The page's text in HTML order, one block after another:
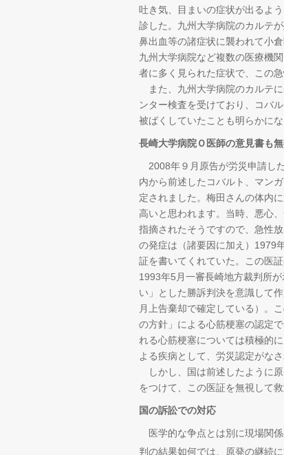
吐き気、目まいの症状が出るよ
診した。九州大学病院のカルテ
鼻出血等の諸症状に襲われて小
九州大学病院など複数の医療機
者に多く見られた症状で、この
また、九州大学病院のカルテ
ンター検査を受けており、コバ
被ばくしていたことも明らかにな
長崎大学病院Ｏ医師の意見書も
2008年９月原告が労災申請し
内から前述したコバルト、マン
定されました。梅田さんの体内
高いと思われます。当時、悪心
指摘されたそうですので、急性
の発症は（諸要因に加え）1979
証を書いてくれていた。この医
1993年5月一審長崎地方裁判所
い」とした勝訴判決を意識して
月上告棄却で確定している）。
の方針」による心筋梗塞の認定
れる心筋梗塞については積極的
よる疾病として、労災認定がな
しかし、国は前述したように
をつけて、この医証を無視して救
国の訴訟での対応
医学的な争点とは別に現場関
判の結果如何では、原発の継続